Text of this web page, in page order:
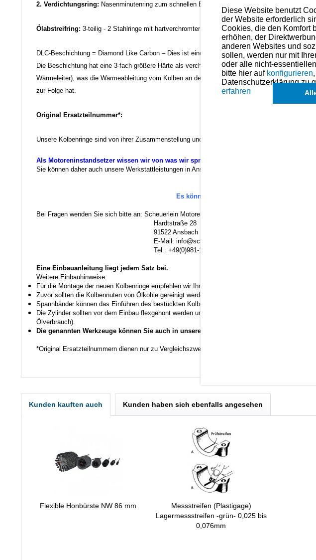
2. Verdichtungsring: Nasenminutenring zum schnellen Einlaufen bzw. Anpassen des Rings
Ölabstreifring: 3-teilig - 2 Stahlringe mit hartverchromter Lauffläche - 1 Spannring(Ringhöhe
DLC-Beschichtung = Diamond Like Carbon – Dies ist eine Kohlenstoffbeschichtung die im
Die Beschichtung hat eine 3-fach größere Härte als verchromte Kolbenringe, was den
Wärmeleiter), was die Wärmeableitung vom Kolben an den Zylinder verbessert. Außerdem ist
zur Folge hat.
Original Ersatzteilnummer*:
Unsere Kolbenringe sind von ihrer Zusammenstellung und der Qualität mit das technisch Beste,
Als Motoreninstandsetzer wissen wir von was wir sprechen.
Sie können daher auch unsere Werkstattleistungen in Anspruch nehmen. Preise hierzu finden
Andere Ersatzteile für dieses Modell sind (falls
Es können auch
Bei Fragen wenden Sie sich bitte an: Scheuerlein Motorentechnik
Hardtstraße 28
91522 Ansbach
E-Mail: info@scheuerlein.de
Tel.: +49(0)981-17554
Eine Einbauanleitung liegt jedem Satz bei.
Weitere Einbauhinweise:
Für die Montage der neuen Kolbenringe empfehlen wir Ihnen eine Kolbenringzange zu verwenden.
Zuvor sollten die Kolbennuten von Ölkohle gereinigt werden auch hierfür gibt es ein Werkzeug.
Spannbänder können das Einführen des bestückten Kolbens in den Zylinder erleichtern.
Die Zylinder sollten vor dem Einbau flexgehont werden um den Kreuzschliff wieder
Ölverbrauch).
Die genannten Werkzeuge können Sie auch in unserem Shop finden.
*Original Ersatzteilnummern dienen nur zu Vergleichszwecken.
Kunden kauften auch Kunden haben sich ebenfalls angesehen
Flexible Honbürste NW 86 mm
Messstreifen (Plastigage)
Lagermessstreifen -grün- 0,025 bis
0,076mm
Diese Website benutzt
der Website erforderlich
Cookies, die den Komfort
erhöhen, der
anderen Websites und
sollen, werden nur mit
oder alle nicht-
bitte hier auf konfigurieren
Datenschutzerklärung zu
erfahren